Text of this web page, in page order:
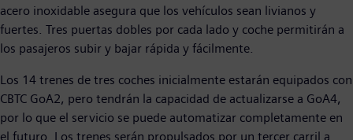
acero inoxidable asegura que los vehículos sean livianos y
fuertes. Tres puertas dobles por cada lado y coche permitirán a
los pasajeros subir y bajar rápida y fácilmente.
Los 14 trenes de tres coches inicialmente estarán equipados con
CBTC GoA2, pero tendrán la capacidad de actualizarse a GoA4,
por lo que el servicio se puede automatizar completamente en
el futuro. Los trenes serán propulsados ​​por un tercer carril a